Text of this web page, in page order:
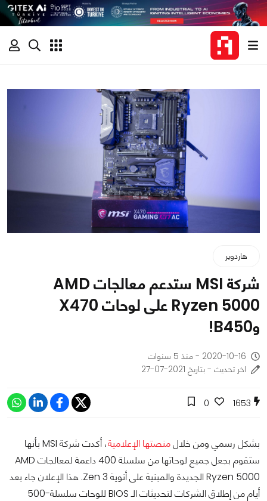
هاردوير
شركة MSI ستدعم معالجات AMD
Ryzen 5000 على لوحات X470
وB450!
2020-10-16 - منذ 5 سنوات
اخر تحديث - بتاريخ 2021-07-27
1653
0
بشكل رسمي ومن خلالمنصتها الإعلامية
، أكدت شركة MSI بأنها
ستقوم بجعل جميع لوحاتها من سلسلة 400 داعمة لمعالجات AMD
Ryzen 5000 الجديدة والمبنية على أنوية Zen 3. هذا الإعلان جاء بعد
أيامٍ من إطلاق الشركات لتحديثات الـ BIOS للوحات سلسلة-500